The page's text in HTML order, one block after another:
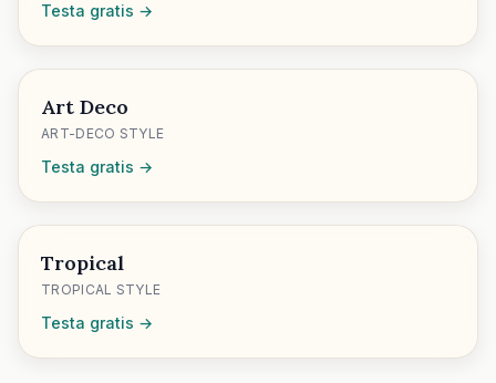
Testa gratis →
Art Deco
ART-DECO STYLE
Testa gratis →
Tropical
TROPICAL STYLE
Testa gratis →